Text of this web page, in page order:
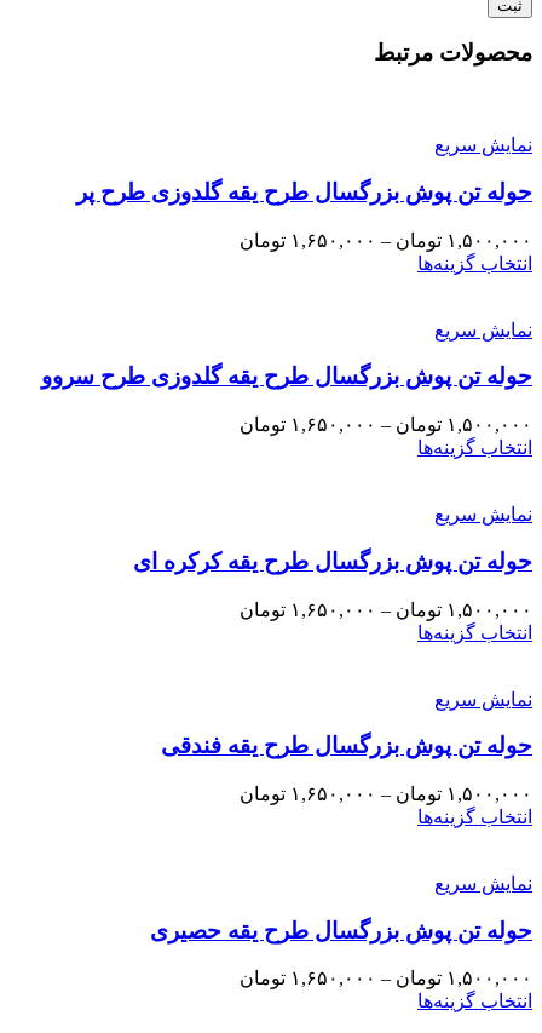
محصولات مرتبط
نمایش سریع
حوله تن پوش بزرگسال طرح یقه گلدوزی طرح پر
۱,۵۰۰,۰۰۰ تومان – ۱,۶۵۰,۰۰۰ تومان
انتخاب گزینه‌ها
نمایش سریع
حوله تن پوش بزرگسال طرح یقه گلدوزی طرح سروو
۱,۵۰۰,۰۰۰ تومان – ۱,۶۵۰,۰۰۰ تومان
انتخاب گزینه‌ها
نمایش سریع
حوله تن پوش بزرگسال طرح یقه کرکره ای
۱,۵۰۰,۰۰۰ تومان – ۱,۶۵۰,۰۰۰ تومان
انتخاب گزینه‌ها
نمایش سریع
حوله تن پوش بزرگسال طرح یقه فندقی
۱,۵۰۰,۰۰۰ تومان – ۱,۶۵۰,۰۰۰ تومان
انتخاب گزینه‌ها
نمایش سریع
حوله تن پوش بزرگسال طرح یقه حصیری
۱,۵۰۰,۰۰۰ تومان – ۱,۶۵۰,۰۰۰ تومان
انتخاب گزینه‌ها